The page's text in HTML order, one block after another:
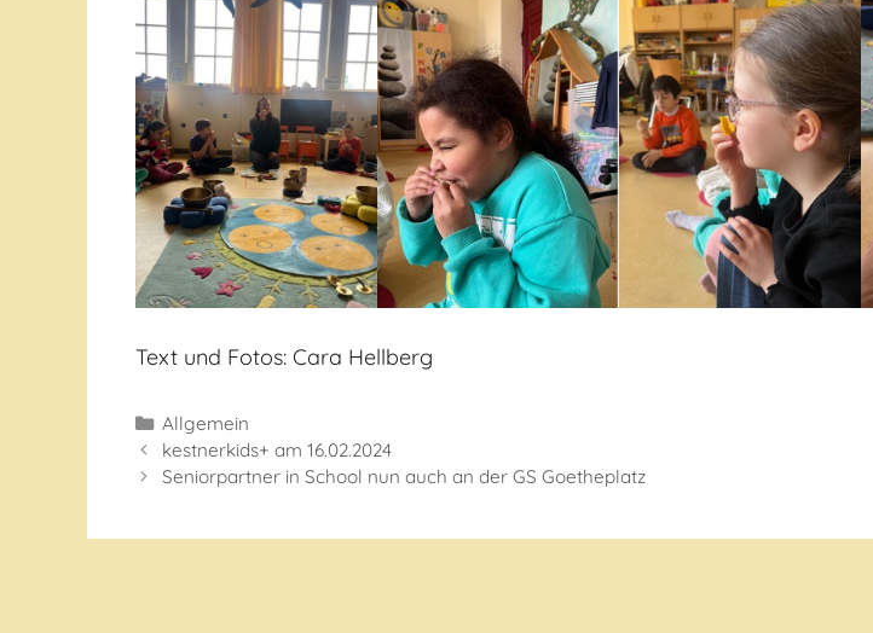
Text und Fotos: Cara Hellberg
Kategorien
Allgemein
kestnerkids+ am 16.02.2024
Seniorpartner in School nun auch an der GS Goetheplatz